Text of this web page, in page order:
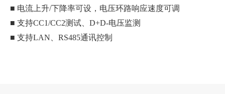
■ 电流上升/下降率可设，电压环路响应速度可调
■ 支持CC1/CC2测试、D+D-电压监测
■ 支持LAN、RS485通讯控制